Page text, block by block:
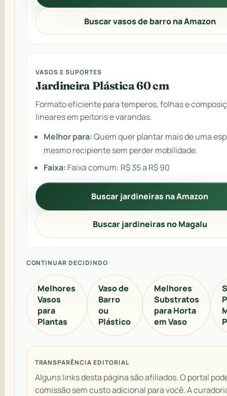
Buscar vasos de barro na Amazon
VASOS E SUPORTES
Jardineira Plástica 60 cm
Formato eficiente para temperos, folhas e
lineares em peitoris e varandas.
Melhor para:Quem quer plantar mais de uma
mesmo recipiente sem perder mobilidade.
Faixa: Faixa comum: R$ 35 a R$ 90
Buscar jardineiras na Amazon
Buscar jardineiras no Magalu
CONTINUAR DECIDINDO
Melhores
Vasos
para
Plantas
Vaso de
Barro
ou
Plástico
Melhores
Substratos
para Horta
em Vaso
TRANSPARÊNCIA EDITORIAL
Alguns links desta página são afiliados. O portal
comissão sem custo adicional para você. A